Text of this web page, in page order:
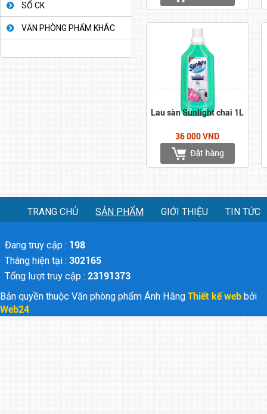
SỔ CK
VĂN PHÒNG PHẨM KHÁC
Lau sàn Sunlight chai 1L
36 000 VND
TRANG CHỦ SẢN PHẨM GIỚI THIỆU TIN TỨC
Đang truy cập : 198
Tháng hiện tại : 302165
Tổng lượt truy cập : 23191373
Bản quyền thuộc Văn phòng phẩm Ánh Hằng Thiết kế web bởi
Web24